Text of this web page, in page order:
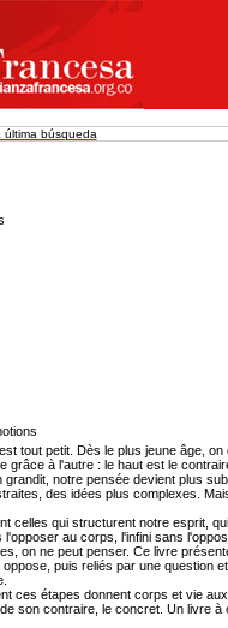
última búsqueda
tout petit. Dès le plus jeune âge,
grâce à l'autre : le haut est le
notre pensée devient plus
des idées plus complexes.
celles qui structurent notre esprit,
au corps, l'infini sans
on ne peut penser. Ce livre
puis reliés par une question
ces étapes donnent corps et vie
son contraire, le concret. Un livre à